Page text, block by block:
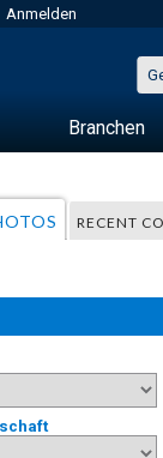
Anmelden
Branchen
RECENT